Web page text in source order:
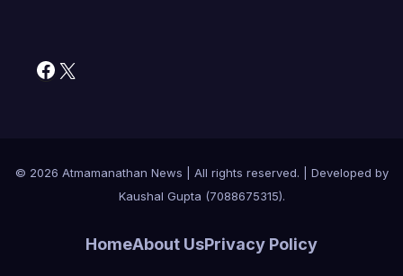
Facebook
X
© 2026 Atmamanathan News
All rights reserved. | Developed by
Kaushal Gupta (7088675315).
HomeAbout UsPrivacy Policy